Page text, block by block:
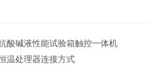
酸碱液性能试验箱触控一体机
温处理器连接方式